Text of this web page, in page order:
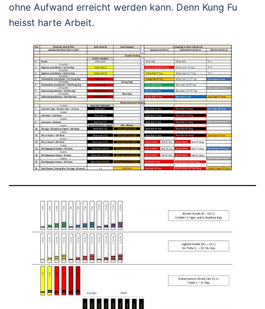
ohne Aufwand erreicht werden kann. Denn Kung Fu
heisst harte Arbeit.